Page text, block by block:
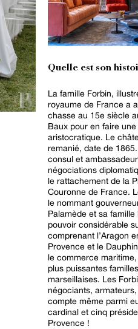
Quelle est son
La famille Forbin,
royaume de France a
chasse au 15e siècle
Baux pour en faire
aristocratique. Le
remanié, date de
consul et
négociations
le rattachement de la
Couronne de France.
le nommant
Palamède et sa famille
pouvoir considérable
comprenant l’Aragon
Provence et le
le commerce
plus puissantes
marseillaises. Les
négociants,
compte même parmi
cardinal et cinq
Provence !